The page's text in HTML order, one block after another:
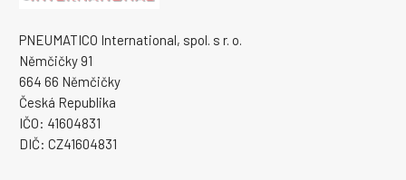
PNEUMATICO International, spol. s r. o.
Němčičky 91
664 66 Němčičky
Česká Republika
IČO: 41604831
DIČ: CZ41604831